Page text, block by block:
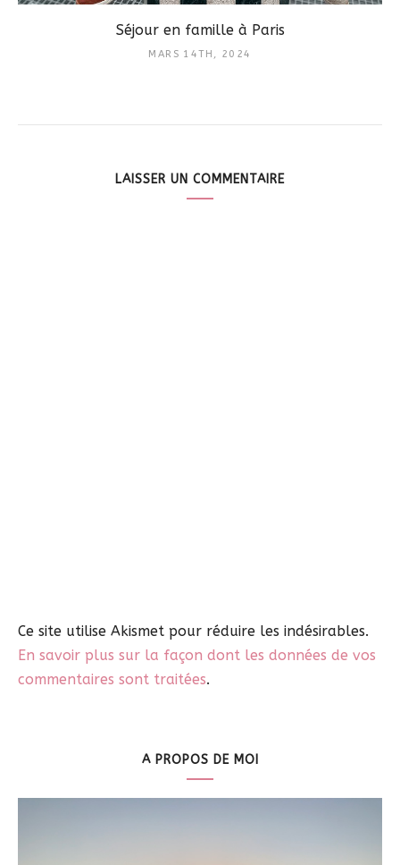
Séjour en famille à Paris
MARS 14TH, 2024
LAISSER UN COMMENTAIRE
Ce site utilise Akismet pour réduire les indésirables.
En savoir plus sur la façon dont les données de vos
commentaires sont traitées.
A PROPOS DE MOI